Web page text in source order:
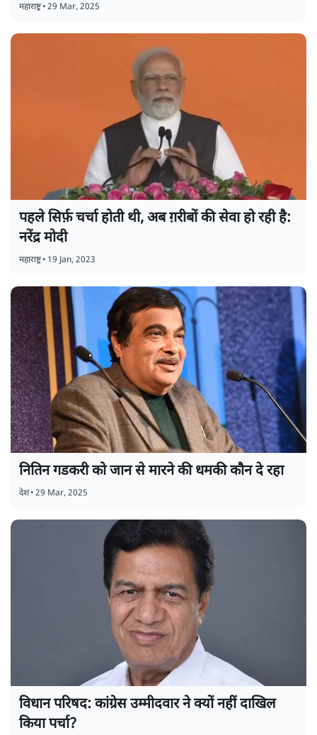
महाराष्ट्र•29 Mar, 2025
पहले सिर्फ़ चर्चा होती थी, अब ग़रीबों की सेवा हो रही है:
नरेंद्र मोदी
महाराष्ट्र• 19 Jan, 2023
नितिन गडकरी को जान से मारने की धमकी कौन दे रहा
देश•29 Mar, 2025
विधान परिषद: कांग्रेस उम्मीदवार ने क्यों नहीं दाखिल
किया पर्चा?